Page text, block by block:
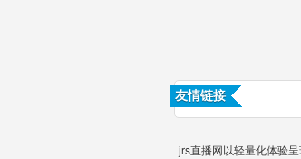
友情链接
jrs直播网以轻量化体验